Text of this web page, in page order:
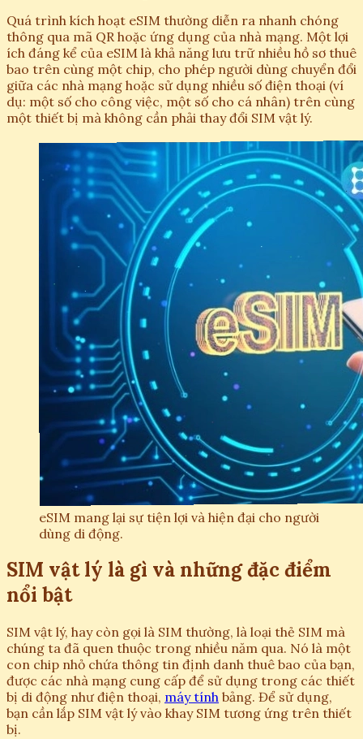
Quá trình kích hoạt eSIM thường diễn ra nhanh chóng
thông qua mã QR hoặc ứng dụng của nhà mạng. Một lợi
ích đáng kể của eSIM là khả năng lưu trữ nhiều hồ sơ thuê
bao trên cùng một chip, cho phép người dùng chuyển đổi
giữa các nhà mạng hoặc sử dụng nhiều số điện thoại (ví
dụ: một số cho công việc, một số cho cá nhân) trên cùng
một thiết bị mà không cần phải thay đổi SIM vật lý.
eSIM mang lại sự tiện lợi và hiện đại cho người
dùng di động.
SIM vật lý là gì và những đặc điểm
nổi bật
SIM vật lý, hay còn gọi là SIM thường, là loại thẻ SIM mà
chúng ta đã quen thuộc trong nhiều năm qua. Nó là một
con chip nhỏ chứa thông tin định danh thuê bao của bạn,
được các nhà mạng cung cấp để sử dụng trong các thiết
bị di động như điện thoại, máy tính bảng. Để sử dụng,
bạn cần lắp SIM vật lý vào khay SIM tương ứng trên thiết
bị.